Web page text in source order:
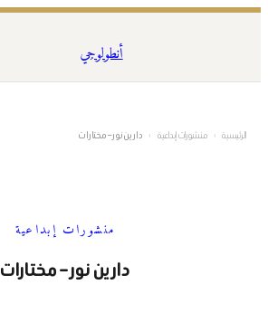
المحتوى
أنطولوجي
الرئيسية › منشورات إبداعية › دارين نور – مختارات
منشورات إبداعية
دارين نور – مختارات